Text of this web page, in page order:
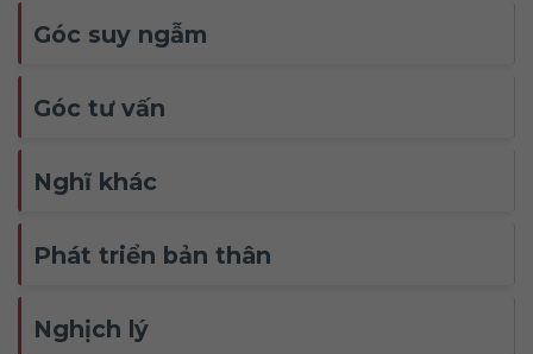
Góc suy ngẫm
Góc tư vấn
Nghĩ khác
Phát triển bản thân
Nghịch lý